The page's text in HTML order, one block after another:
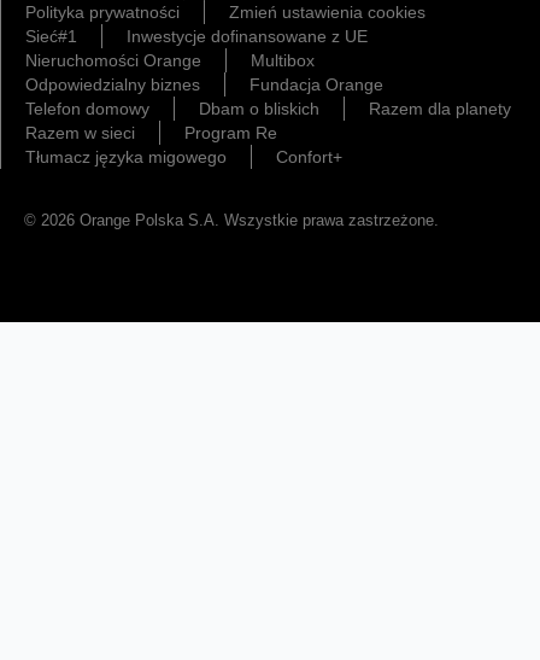
Polityka prywatności
Zmień ustawienia cookies
Sieć#1
Inwestycje dofinansowane z UE
Nieruchomości Orange
Multibox
Odpowiedzialny biznes
Fundacja Orange
Telefon domowy
Dbam o bliskich
Razem dla planety
Razem w sieci
Program Re
Tłumacz języka migowego
Confort+
© 2026 Orange Polska S.A. Wszystkie prawa zastrzeżone.